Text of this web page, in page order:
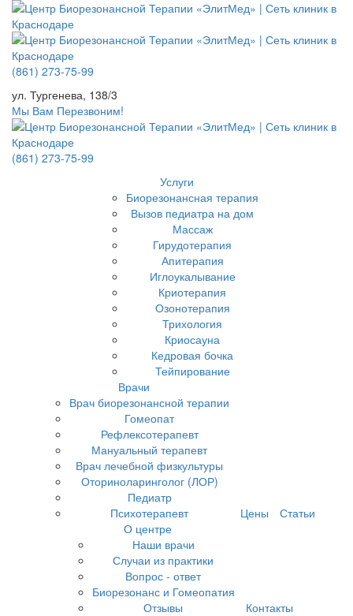
(861) 273-75-99
ул. Тургенева, 138/3
Мы Вам Перезвоним!
(861) 273-75-99
Услуги
Биорезонансная терапия
Вызов педиатра на дом
Массаж
Гирудотерапия
Апитерапия
Иглоукалывание
Криотерапия
Озонотерапия
Трихология
Криосауна
Кедровая бочка
Тейпирование
Врачи
Врач биорезонансной терапии
Гомеопат
Рефлексотерапевт
Мануальный терапевт
Врач лечебной физкультуры
Оториноларинголог (ЛОР)
Педиатр
Психотерапевт
Цены
Статьи
О центре
Наши врачи
Случаи из практики
Вопрос - ответ
Биорезонанс и Гомеопатия
Отзывы
Контакты